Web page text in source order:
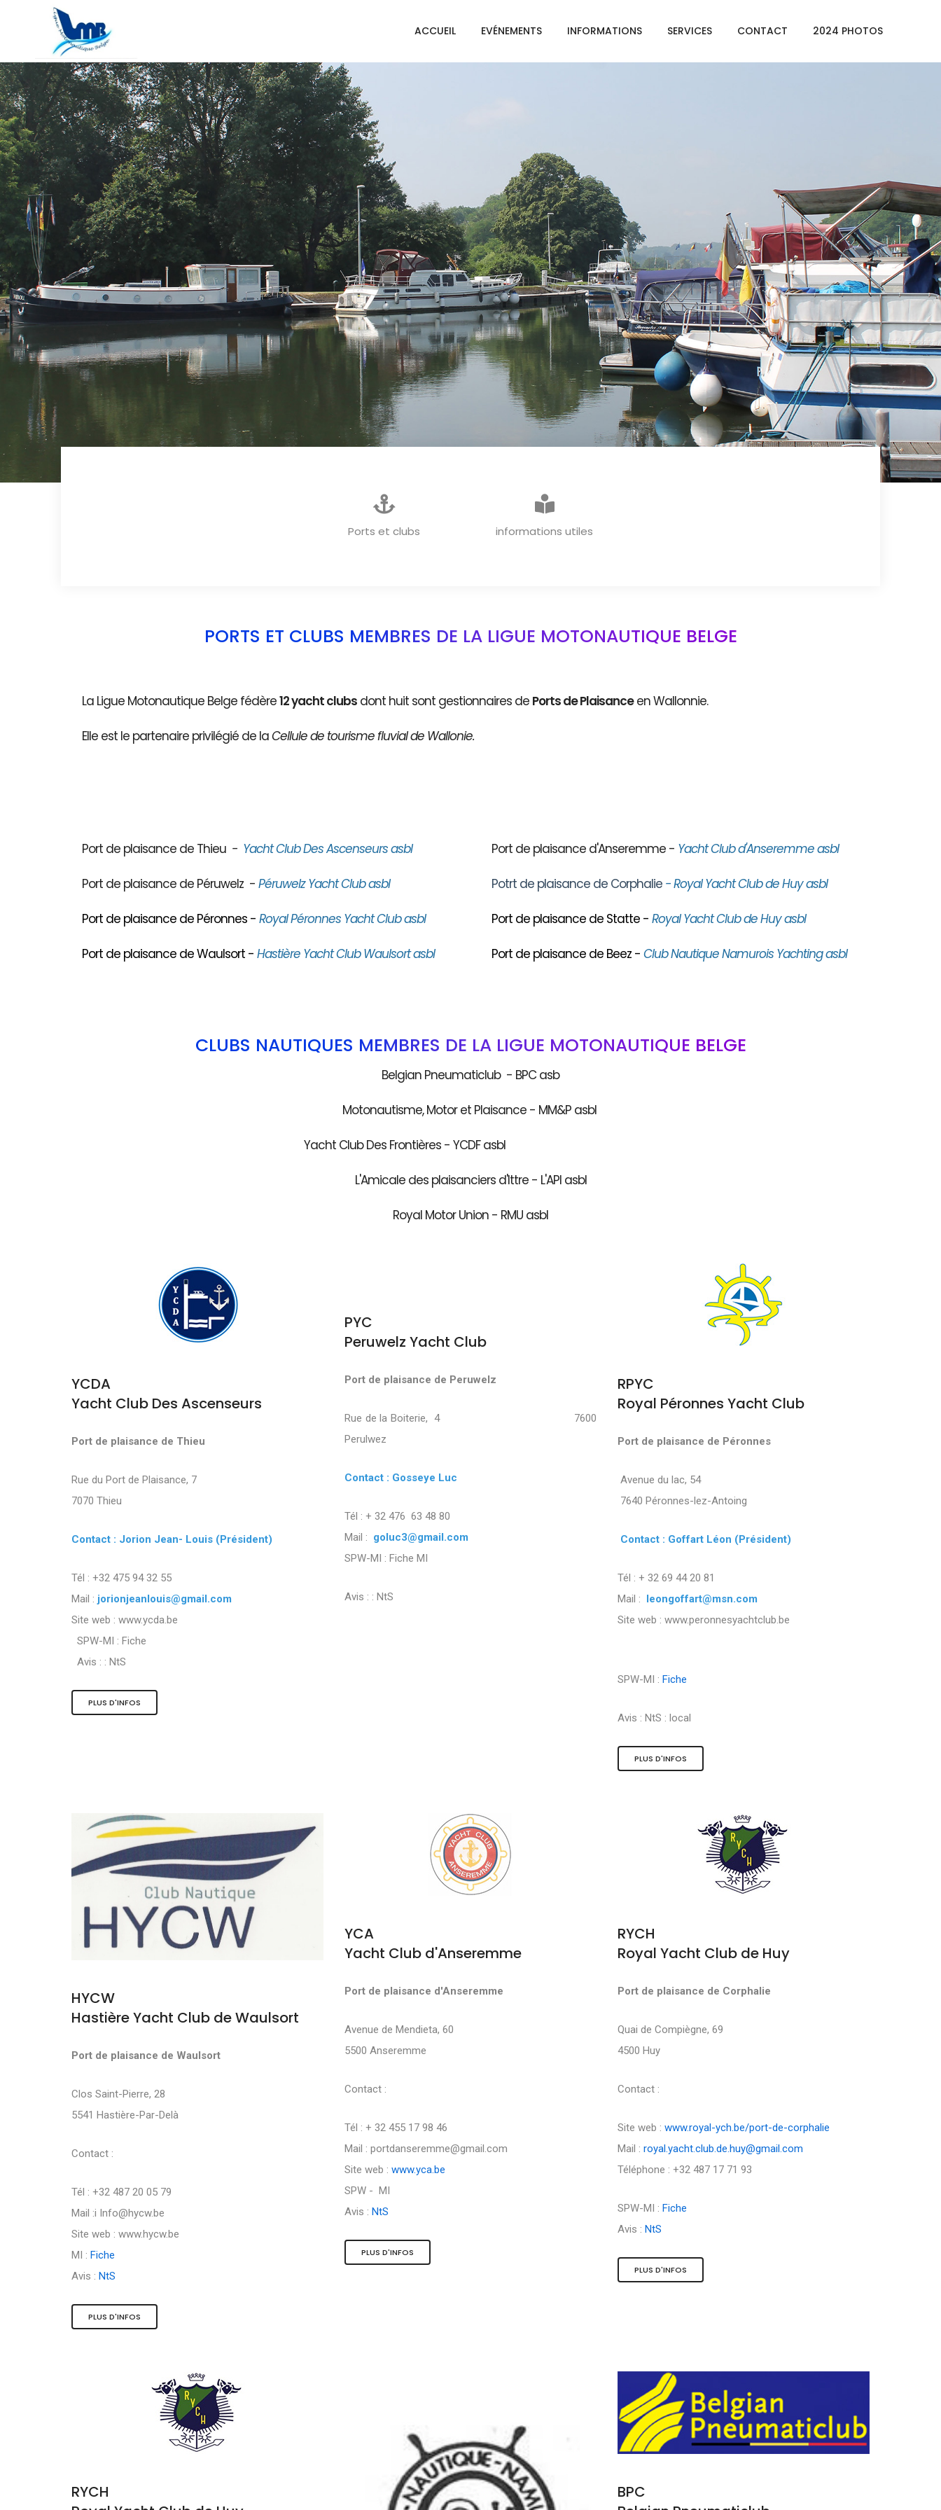
ACCUEIL EVÉNEMENTS INFORMATIONS SERVICES CONTACT 2024 PHOTOS
INFORMATIONS GENERALES
Ports et clubs informations utiles
PORTS ET CLUBS MEMBRES DE LA LIGUE MOTONAUTIQUE BELGE
La Ligue Motonautique Belge fédère12 yacht clubs dont huit sont gestionnaires de Ports de Plaisanceen Wallonnie.
Elle est le partenaire privilégié de laCellule de tourisme fluvial de Wallonie.
Port de plaisance de Thieu - Yacht Club Des Ascenseurs asbl
Port de plaisance de Péruwelz - Péruwelz Yacht Club asbl
Port de plaisance de Péronnes - Royal Péronnes Yacht Club asbl
Port de plaisance de Waulsort - Hastière Yacht Club Waulsort asbl
Port de plaisance d'Anseremme - Yacht Club d'Anseremme asbl
Potrt de plaisance de Corphalie - Royal Yacht Club de Huy asbl
Port de plaisance de Statte - Royal Yacht Club de Huy asbl
Port de plaisance de Beez - Club Nautique Namurois Yachting asbl
CLUBS NAUTIQUES MEMBRES DE LA LIGUE MOTONAUTIQUE BELGE
Belgian Pneumaticlub - BPC asb
Motonautisme, Motor et Plaisance - MM&P asbl
Yacht Club Des Frontières - YCDF asbl
L'Amicale des plaisanciers d'Ittre - L'API asbl
Royal Motor Union - RMU asbl
YCDA
Yacht Club Des Ascenseurs
Port de plaisance de Thieu
Rue du Port de Plaisance, 7
7070 Thieu
Contact : Jorion Jean- Louis (Président)
Tél : +32 475 94 32 55
Mail : jorionjeanlouis@gmail.com
Site web : www.ycda.be
SPW-MI : Fiche
Avis : : NtS
PLUS D'INFOS
PYC
Peruwelz Yacht Club
Port de plaisance de Peruwelz
Rue de la Boiterie, 4 7600
Perulwez
Contact : Gosseye Luc
Tél : + 32 476 63 48 80
Mail : goluc3@gmail.com
SPW-MI : Fiche MI
Avis : : NtS
RPYC
Royal Péronnes Yacht Club
Port de plaisance de Péronnes
Avenue du lac, 54
7640 Péronnes-lez-Antoing
Contact : Goffart Léon (Président)
Tél : + 32 69 44 20 81
Mail : leongoffart@msn.com
Site web : www.peronnesyachtclub.be
SPW-MI : Fiche
Avis : NtS : local
PLUS D'INFOS
HYCW
Hastière Yacht Club de Waulsort
Port de plaisance de Waulsort
Clos Saint-Pierre, 28
5541 Hastière-Par-Delà
Contact :
Tél : +32 487 20 05 79
Mail :i Info@hycw.be
Site web : www.hycw.be
MI : Fiche
Avis : NtS
PLUS D'INFOS
YCA
Yacht Club d'Anseremme
Port de plaisance d'Anseremme
Avenue de Mendieta, 60
5500 Anseremme
Contact :
Tél : + 32 455 17 98 46
Mail : portdanseremme@gmail.com
Site web : www.yca.be
SPW - MI
Avis : NtS
PLUS D'INFOS
RYCH
Royal Yacht Club de Huy
Port de plaisance de Corphalie
Quai de Compiègne, 69
4500 Huy
Contact :
Site web : www.royal-ych.be/port-de-corphalie
Mail : royal.yacht.club.de.huy@gmail.com
Téléphone : +32 487 17 71 93
SPW-MI : Fiche
Avis : NtS
PLUS D'INFOS
RYCH
BPC